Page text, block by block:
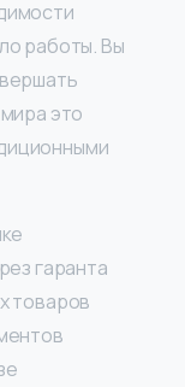
работы. Вы
это
гаранта
товаров